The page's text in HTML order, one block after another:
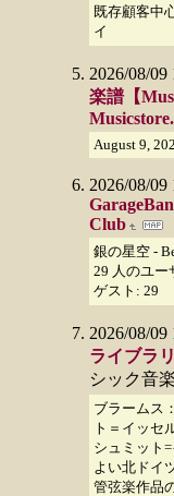
既存顧客中
イ
2026/08/09
楽譜【
August 9,
2026/08/09
Club
銀の星空 -
29 人のユー
ゲスト: 29
2026/08/09
ライブラ
シック音
ブラームス
ト＝イッセ
シュミット
よい北ドイ
管弦楽作品